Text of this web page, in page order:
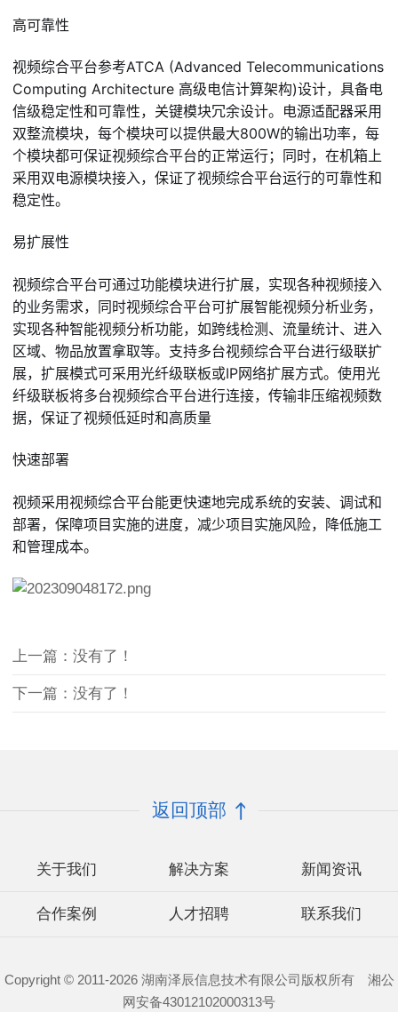
高可靠性
视频综合平台参考ATCA (Advanced Telecommunications
Computing Architecture 高级电信计算架构)设计，具备电
信级稳定性和可靠性，关键模块冗余设计。电源适配器采用
双整流模块，每个模块可以提供最大800W的输出功率，每
个模块都可保证视频综合平台的正常运行；同时，在机箱上
采用双电源模块接入，保证了视频综合平台运行的可靠性和
稳定性。
易扩展性
视频综合平台可通过功能模块进行扩展，实现各种视频接入
的业务需求，同时视频综合平台可扩展智能视频分析业务，
实现各种智能视频分析功能，如跨线检测、流量统计、进入
区域、物品放置拿取等。支持多台视频综合平台进行级联扩
展，扩展模式可采用光纤级联板或IP网络扩展方式。使用光
纤级联板将多台视频综合平台进行连接，传输非压缩视频数
据，保证了视频低延时和高质量
快速部署
视频采用视频综合平台能更快速地完成系统的安装、调试和
部署，保障项目实施的进度，减少项目实施风险，降低施工
和管理成本。
上一篇：没有了！
下一篇：没有了！
返回顶部
关于我们 解决方案 新闻资讯
合作案例 人才招聘 联系我们
Copyright © 2011-2026 湖南泽辰信息技术有限公司版权所有 湘公
网安备43012102000313号